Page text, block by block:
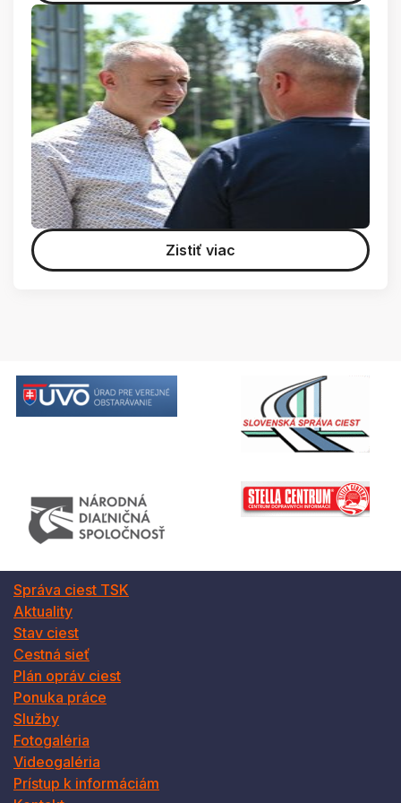
Zistiť viac
Správa ciest TSK
Aktuality
Stav ciest
Cestná sieť
Plán opráv ciest
Ponuka práce
Služby
Fotogaléria
Videogaléria
Prístup k informáciám